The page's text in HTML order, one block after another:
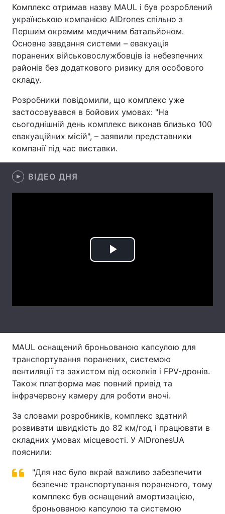
Техно і зв'язок Лайт
Зброя Інциденти
Здоров'я Туризм
Цікавинки
Екологія Регіони
Лонгріди
Інтерв'ю
Тема оформлення
Комплекс отримав назву MAUL і був розроблений
українською компанією AIDrones спільно з
Першим окремим медичним батальйоном.
Основне завдання системи – евакуація
поранених військовослужбовців із небезпечних
районів без додаткового ризику для особового
складу.
Розробники повідомили, що комплекс уже
застосовувався в бойових умовах: "На
сьогоднішній день комплекс виконав близько 100
евакуаційних місій", – заявили представники
компанії під час виставки.
ВІДЕО ДНЯ
Play
MAUL оснащений броньованою капсулою для
транспортування поранених, системою
вентиляції та захистом від осколків і FPV-дронів.
Також платформа має повний привід та
інфрачервону камеру для роботи вночі.
За словами розробників, комплекс здатний
розвивати швидкість до 82 км/год і працювати в
складних умовах місцевості. У AIDronesUA
пояснили:
"Для нас було вкрай важливо забезпечити
безпечне транспортування пораненого, тому
комплекс був оснащений амортизацією,
броньованою капсулою та системою